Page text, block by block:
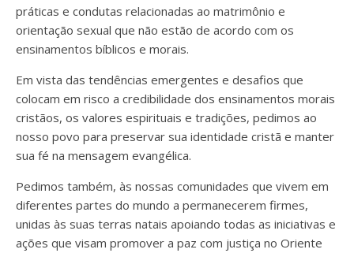
práticas e condutas relacionadas ao matrimônio e
orientação sexual que não estão de acordo com os
ensinamentos bíblicos e morais.
Em vista das tendências emergentes e desafios que
colocam em risco a credibilidade dos ensinamentos morais
cristãos, os valores espirituais e tradições, pedimos ao
nosso povo para preservar sua identidade cristã e manter
sua fé na mensagem evangélica.
Pedimos também, às nossas comunidades que vivem em
diferentes partes do mundo a permanecerem firmes,
unidas às suas terras natais apoiando todas as iniciativas e
ações que visam promover a paz com justiça no Oriente